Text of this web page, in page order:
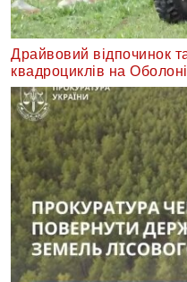
Драйвовий відпочинок
квадроциклів на Оболоні